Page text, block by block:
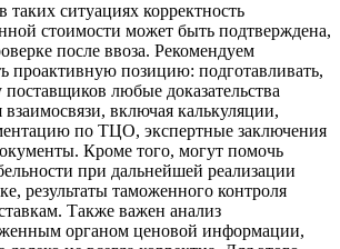
таких ситуациях корректность
стоимости может быть подтверждена,
после ввоза. Рекомендуем
проактивную позицию: подготавливать,
любые доказательства
взаимосвязи, включая калькуляции,
по ТЦО, экспертные заключения
Кроме того, могут помочь
при дальнейшей реализации
результаты таможенного контроля
Также важен анализ
органом ценовой информации,